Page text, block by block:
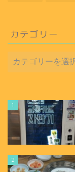
カテゴリー
1
2